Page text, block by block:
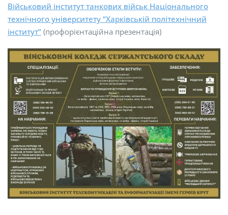
Військовий інститут танкових військ Національного
технічного університету “Харківській політехнічний
інститут” (профорієнтаційна презентація)